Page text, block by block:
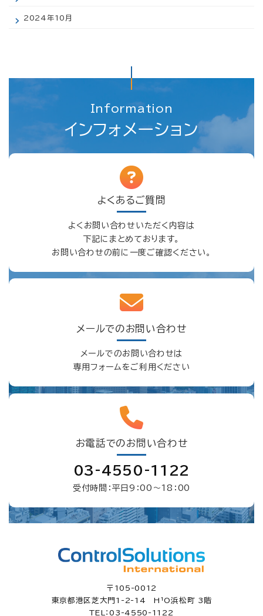
2024年10月
インフォメーション
Information
よくあるご質問
よくお問い合わせいただく内容は
下記にまとめております。
お問い合わせの前に一度ご確認ください。
メールでのお問い合わせ
メールでのお問い合わせは
専用フォームをご利用ください
お電話でのお問い合わせ
03-4550-1122
受付時間：平日9：00〜18：00
〒105-0012
東京都港区芝大門1-2-14 H¹O浜松町 3階
TEL：03-4550-1122